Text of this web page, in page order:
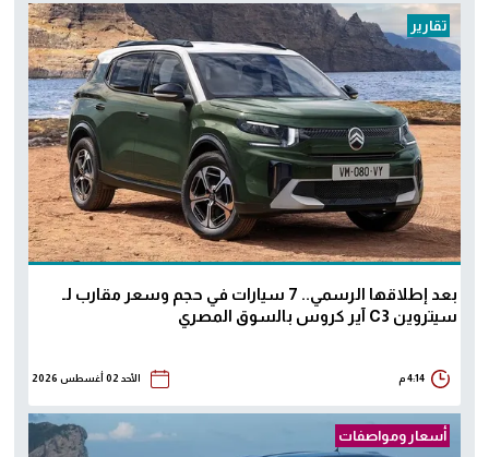
تقارير
بعد إطلاقها الرسمي.. 7 سيارات في حجم وسعر مقارب لـ
سيتروين C3 آير كروس بالسوق المصري
4:14 م الأحد 02 أغسطس 2026
أسعار ومواصفات